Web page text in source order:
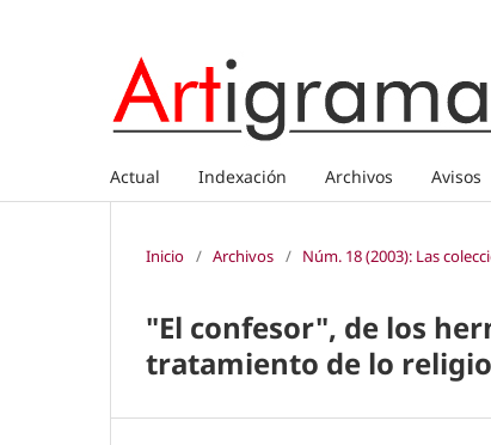
Actual Indexación Archivos Avisos
Inicio / Archivos / Núm. 18 (2003): Las
"El confesor", de los
tratamiento de lo